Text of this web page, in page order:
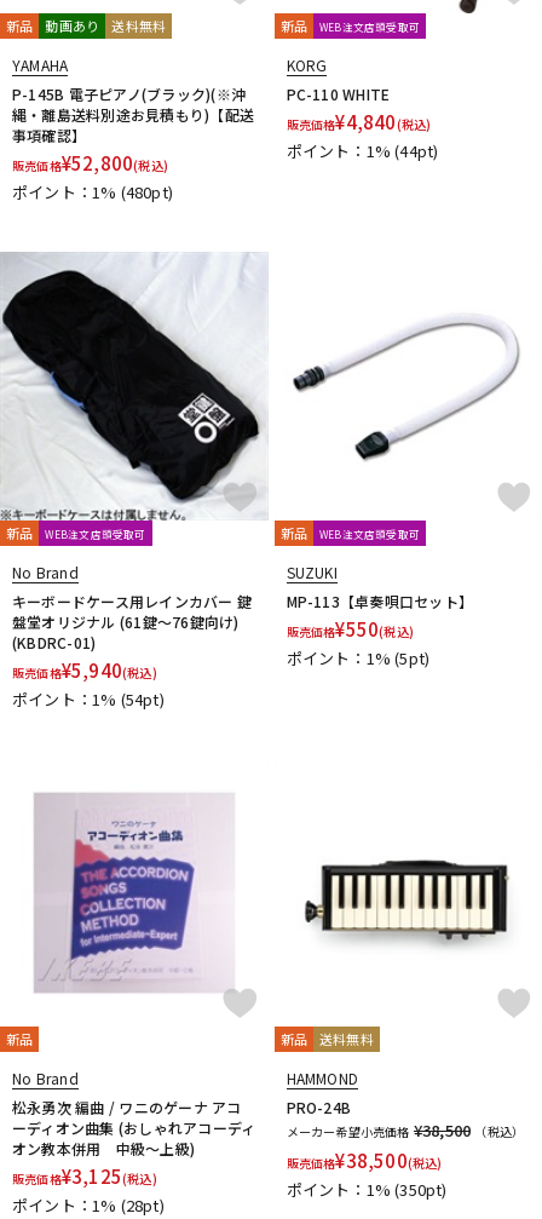
新品 動画あり 送料無料
YAMAHA
P-145B 電子ピアノ(ブラック)(※沖
縄・離島送料別途お見積もり)【配送
事項確認】
販売価格¥52,800(税込)
ポイント：1% (480pt)
新品 WEB注文店頭受取可
KORG
PC-110 WHITE
販売価格¥4,840(税込)
ポイント：1%(44pt)
新品 WEB注文店頭受取可
No Brand
キーボードケース用レインカバー 鍵
盤堂オリジナル (61鍵～76鍵向け)
(KBDRC-01)
販売価格¥5,940(税込)
ポイント：1% (54pt)
新品 WEB注文店頭受取可
SUZUKI
MP-113【卓奏唄口セット】
販売価格¥550(税込)
ポイント：1%(5pt)
新品
No Brand
松永勇次 編曲 / ワニのゲーナ アコ
ーディオン曲集 (おしゃれアコーディ
オン教本併用 中級～上級)
販売価格¥3,125(税込)
ポイント：1% (28pt)
新品 送料無料
HAMMOND
PRO-24B
メーカー希望小売価格 ¥38,500
（税込）
販売価格¥38,500(税込)
ポイント：1%(350pt)